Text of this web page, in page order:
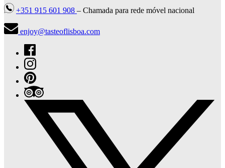
+351 915 601 908 – Chamada para rede móvel nacional
enjoy@tasteoflisboa.com